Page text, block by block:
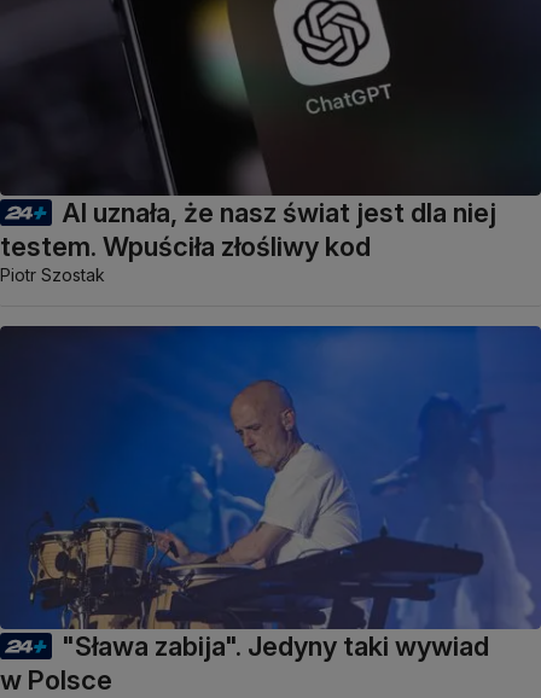
AI uznała, że nasz świat jest dla niej
testem. Wpuściła złośliwy kod
Piotr Szostak
"Sława zabija". Jedyny taki wywiad
w Polsce